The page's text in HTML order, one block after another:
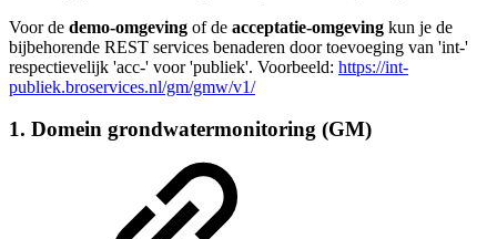
Voor de demo-omgeving of de acceptatie-omgeving kun je de
bijbehorende REST services benaderen door toevoeging van 'int-'
respectievelijk 'acc-' voor 'publiek'. Voorbeeld: https://int-
publiek.broservices.nl/gm/gmw/v1/
1. Domein grondwatermonitoring (GM)